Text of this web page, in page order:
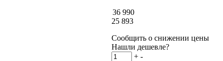
36 990
25 893
Сообщить о снижении цены
Нашли дешевле?
+ -